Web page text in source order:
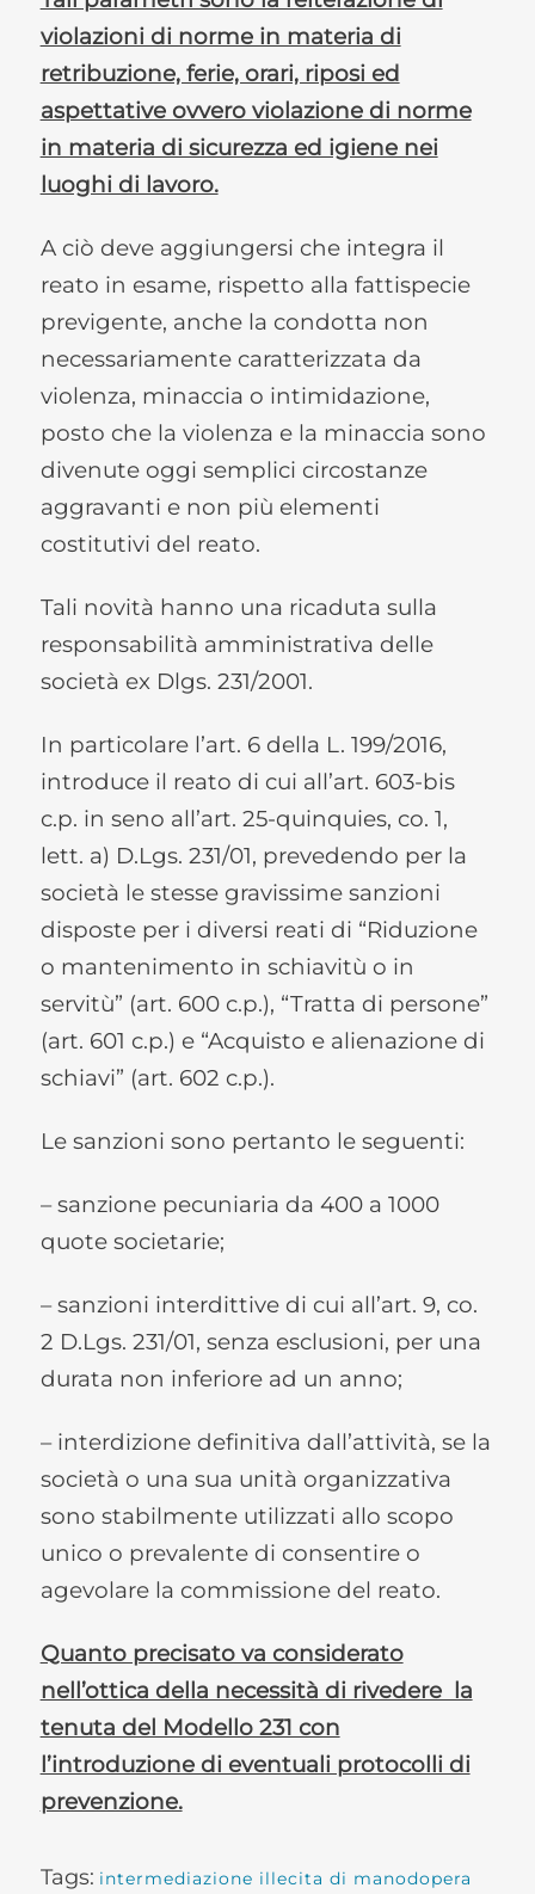
violazioni di norme in materia di
retribuzione, ferie, orari, riposi ed
aspettative ovvero violazione di norme
in materia di sicurezza ed igiene nei
luoghi di lavoro.
A ciò deve aggiungersi che integra il
reato in esame, rispetto alla fattispecie
previgente, anche la condotta non
necessariamente caratterizzata da
violenza, minaccia o intimidazione,
posto che la violenza e la minaccia sono
divenute oggi semplici circostanze
aggravanti e non più elementi
costitutivi del reato.
Tali novità hanno una ricaduta sulla
responsabilità amministrativa delle
società ex Dlgs. 231/2001.
In particolare l’art. 6 della L. 199/2016,
introduce il reato di cui all’art. 603-bis
c.p. in seno all’art. 25-quinquies, co. 1,
lett. a) D.Lgs. 231/01, prevedendo per la
società le stesse gravissime sanzioni
disposte per i diversi reati di “Riduzione
o mantenimento in schiavitù o in
servitù” (art. 600 c.p.), “Tratta di persone”
(art. 601 c.p.) e “Acquisto e alienazione di
schiavi” (art. 602 c.p.).
Le sanzioni sono pertanto le seguenti:
– sanzione pecuniaria da 400 a 1000
quote societarie;
– sanzioni interdittive di cui all’art. 9, co.
2 D.Lgs. 231/01, senza esclusioni, per una
durata non inferiore ad un anno;
– interdizione definitiva dall’attività, se la
società o una sua unità organizzativa
sono stabilmente utilizzati allo scopo
unico o prevalente di consentire o
agevolare la commissione del reato.
Quanto precisato va considerato
nell’ottica della necessità di rivedere la
tenuta del Modello 231 con
l’introduzione di eventuali protocolli di
prevenzione.
Tags: intermediazione illecita di manodopera